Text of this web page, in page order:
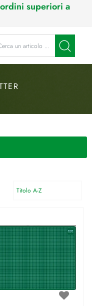
superiori a
modifica di un filtro